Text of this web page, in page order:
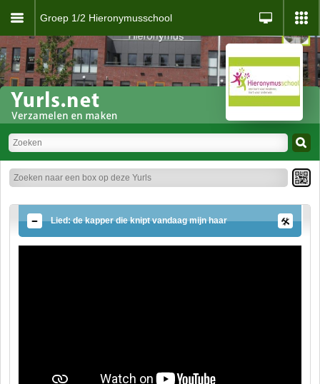
Groep 1/2 Hieronymusschool
Lied: de kapper die knipt vandaag mijn haar